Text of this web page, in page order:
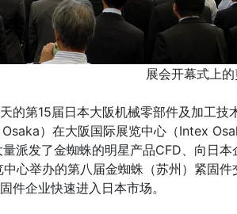
展会开幕式上
第15届日本大阪机械零部件及加工
）在大阪国际展览中心（Intex
量派发了金蜘蛛的明星产品CFD、向日
心举办的第八届金蜘蛛（苏州）紧固
件企业快速进入日本市场。